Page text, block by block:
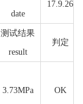
date
17.9.26
测试结果
result
判定
3.73MPa OK